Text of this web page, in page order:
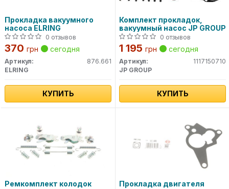
Прокладка вакуумного
насоса ELRING
0 отзывов
370 грн сегодня
Артикул:
876.661
ELRING
КУПИТЬ
Комплект прокладок,
вакуумный насос JP GROUP
0 отзывов
1 195 грн сегодня
Артикул:
1117150710
JP GROUP
КУПИТЬ
Ремкомплект колодок
Прокладка двигателя